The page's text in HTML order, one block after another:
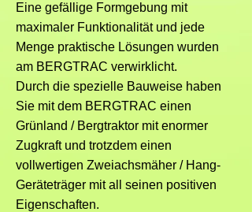
Eine gefällige Formgebung mit
maximaler Funktionalität und jede
Menge praktische Lösungen wurden
am BERGTRAC verwirklicht.
Durch die spezielle Bauweise haben
Sie mit dem BERGTRAC einen
Grünland / Bergtraktor mit enormer
Zugkraft und trotzdem einen
vollwertigen Zweiachsmäher / Hang-
Geräteträger mit all seinen positiven
Eigenschaften.